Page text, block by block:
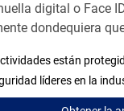
digital o Face
dondequiera
están
líderes en la
No